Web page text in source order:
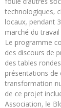
technologiques,
locaux, pendant
marché du
Le programme
des discours de
des tables
présentations de
transformation
de ce projet
Association, le